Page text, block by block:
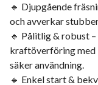
🔹 Djupgående
och avverkar
🔹 Pålitlig & robust
kraftöverföring med
säker användning.
🔹 Enkel start &